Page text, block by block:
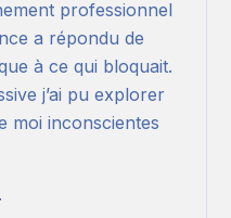
professionnel
a répondu de
à ce qui bloquait.
j’ai pu explorer
moi inconscientes